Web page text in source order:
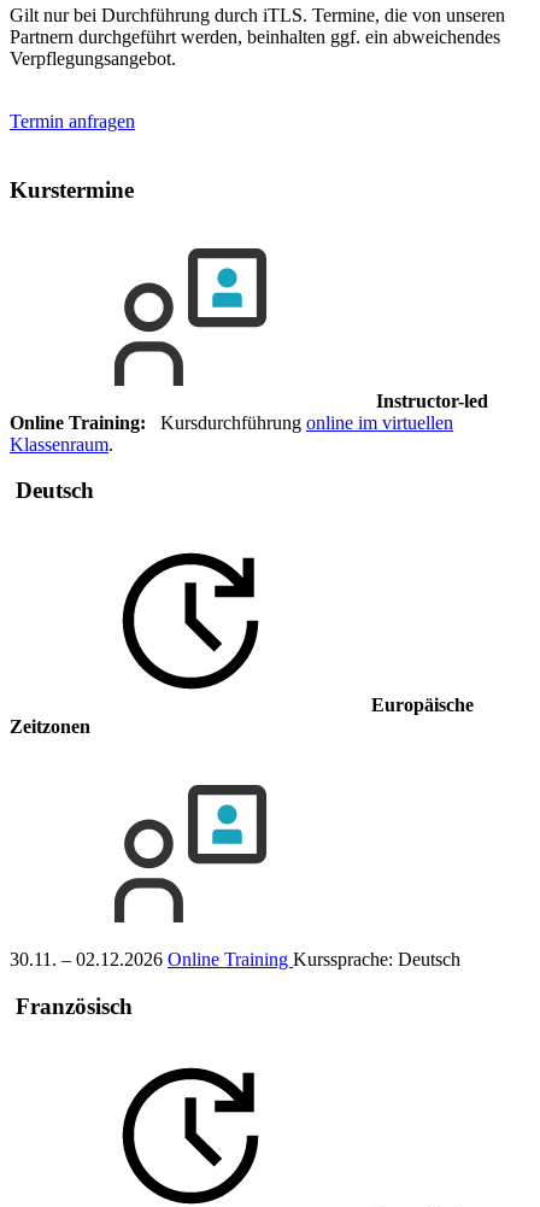
Gilt nur bei Durchführung durch iTLS. Termine, die von unseren
Partnern durchgeführt werden, beinhalten ggf. ein abweichendes
Verpflegungsangebot.
Termin anfragen
Kurstermine
Instructor-led
Online Training: Kursdurchführung online im virtuellen
Klassenraum.
Deutsch
Europäische
Zeitzonen
30.11. – 02.12.2026 Online Training Kurssprache: Deutsch
Französisch